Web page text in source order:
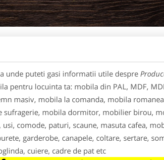
unde puteti gasi informatii utile despre
pentru locuinta ta: mobila din PAL, MDF,
masiv, mobila la comanda, mobila
sufragerie, mobila dormitor, mobilier birou,
comode, paturi, scaune, masuta cafea,
garderobe, canapele, coltare, sertare,
cuiere, cadre de pat etc